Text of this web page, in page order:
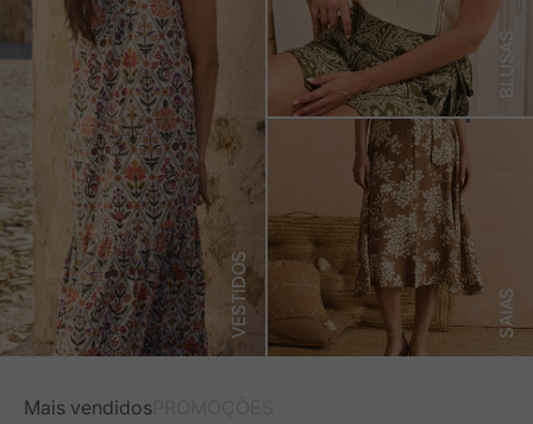
VESTIDOS
BLUSAS
SAIAS
Mais vendidos